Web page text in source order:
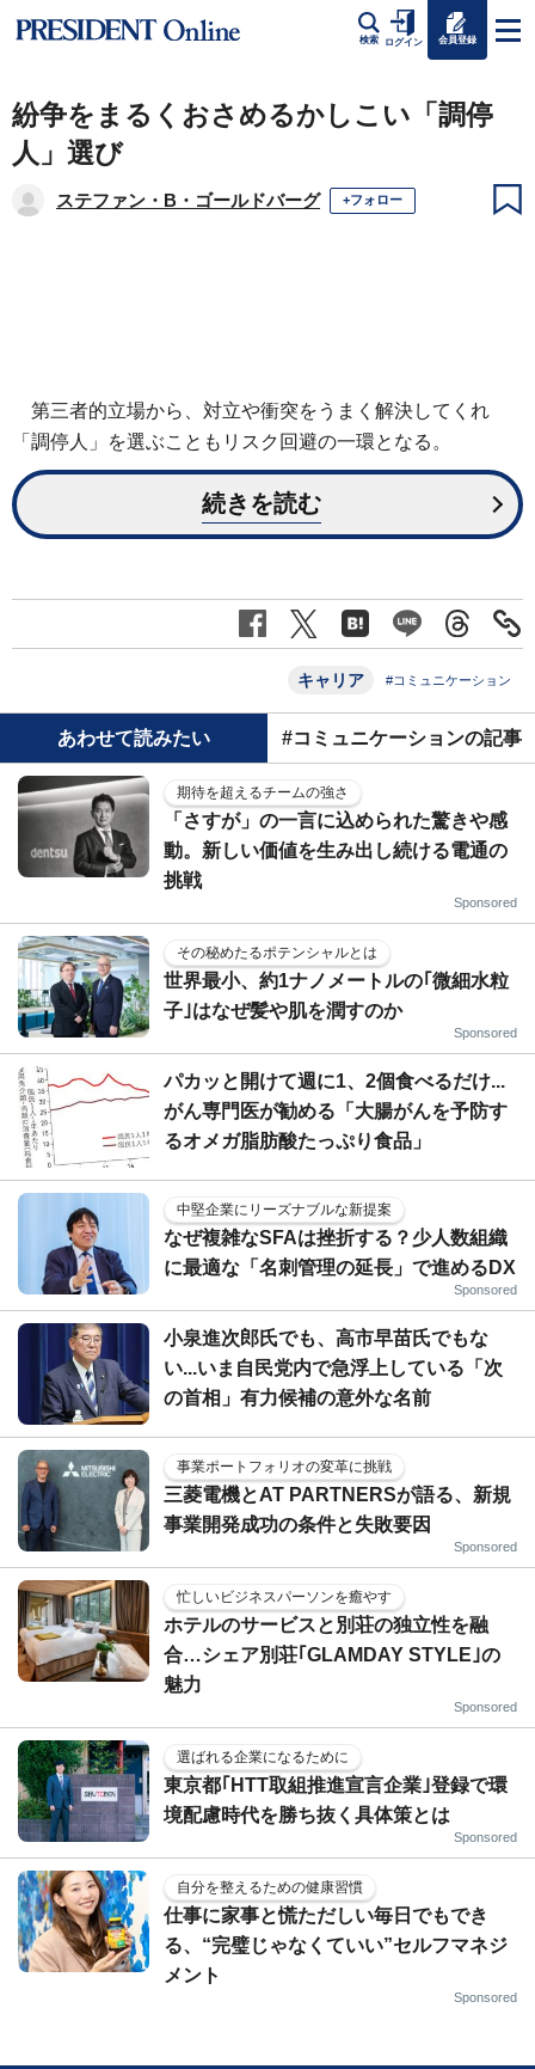
検索 ログイン 会員登録
紛争をまるくおさめるかしこい「調停
人」選び
ステファン・B・ゴールドバーグ +フォロー
第三者的立場から、対立や衝突をうまく解決してくれ
「調停人」を選ぶこともリスク回避の一環となる。
続きを読む
キャリア #コミュニケーション
あわせて読みたい #コミュニケーションの記事
期待を超えるチームの強さ
「さすが」の一言に込められた驚きや感
動。新しい価値を生み出し続ける電通の
挑戦
Sponsored
その秘めたるポテンシャルとは
世界最小、約1ナノメートルの｢微細水粒
子｣はなぜ髪や肌を潤すのか
Sponsored
パカッと開けて週に1、2個食べるだけ...
がん専門医が勧める「大腸がんを予防す
るオメガ脂肪酸たっぷり食品」
中堅企業にリーズナブルな新提案
なぜ複雑なSFAは挫折する？少人数組織
に最適な「名刺管理の延長」で進めるDX
Sponsored
小泉進次郎氏でも、高市早苗氏でもな
い...いま自民党内で急浮上している「次
の首相」有力候補の意外な名前
事業ポートフォリオの変革に挑戦
三菱電機とAT PARTNERSが語る、新規
事業開発成功の条件と失敗要因
Sponsored
忙しいビジネスパーソンを癒やす
ホテルのサービスと別荘の独立性を融
合…シェア別荘｢GLAMDAY STYLE｣の
魅力
Sponsored
選ばれる企業になるために
東京都｢HTT取組推進宣言企業｣登録で環
境配慮時代を勝ち抜く具体策とは
Sponsored
自分を整えるための健康習慣
仕事に家事と慌ただしい毎日でもでき
る、“完璧じゃなくていい”セルフマネジ
メント
Sponsored